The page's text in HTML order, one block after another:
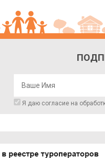
Я даю согласие на